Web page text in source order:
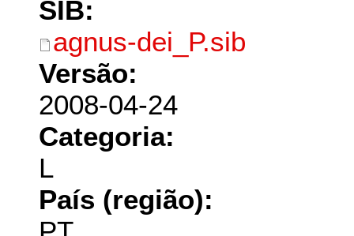
SIB:
agnus-dei_P.sib
Versão:
2008-04-24
Categoria:
L
País (região):